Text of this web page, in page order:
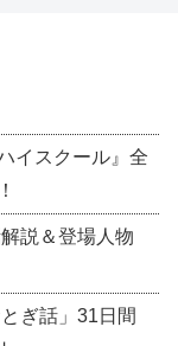
イスクール』全
説＆登場人物
ぎ話」31日間